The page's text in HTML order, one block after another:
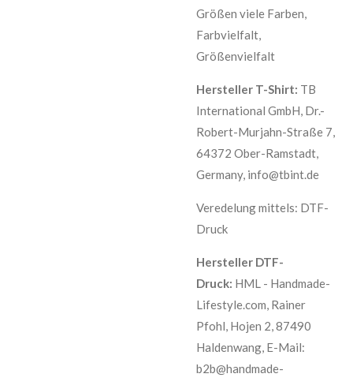
Größen viele Farben,
Farbvielfalt,
Größenvielfalt
Hersteller T-Shirt: TB
International GmbH, Dr.-
Robert-Murjahn-Straße 7,
64372 Ober-Ramstadt,
Germany, info@tbint.de
Veredelung mittels: DTF-
Druck
Hersteller DTF-
Druck: HML - Handmade-
Lifestyle.com, Rainer
Pfohl, Hojen 2,87490
Haldenwang, E-Mail:
b2b@handmade-